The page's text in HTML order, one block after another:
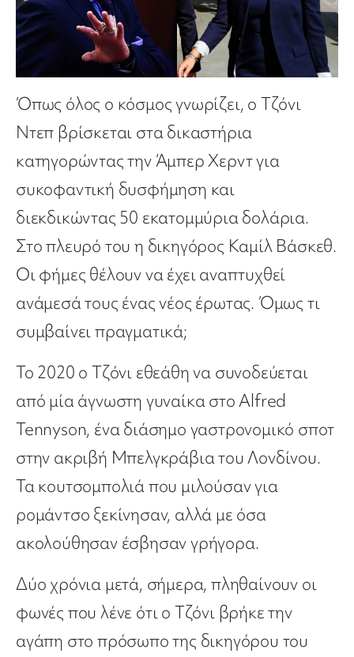
Όπως όλος ο κόσμος γνωρίζει, ο Τζόνι
Ντεπ βρίσκεται στα δικαστήρια
κατηγορώντας την Άμπερ Χερντ για
συκοφαντική δυσφήμηση και
διεκδικώντας 50 εκατομμύρια δολάρια.
Στο πλευρό του η δικηγόρος Καμίλ Βάσκεθ.
Οι φήμες θέλουν να έχει αναπτυχθεί
ανάμεσά τους ένας νέος έρωτας. Όμως τι
συμβαίνει πραγματικά;
Το 2020 ο Τζόνι εθεάθη να συνοδεύεται
από μία άγνωστη γυναίκα στο Alfred
Tennyson, ένα διάσημο γαστρονομικό σποτ
στην ακριβή Μπελγκράβια του Λονδίνου.
Τα κουτσομπολιά που μιλούσαν για
ρομάντσο ξεκίνησαν, αλλά με όσα
ακολούθησαν έσβησαν γρήγορα.
Δύο χρόνια μετά, σήμερα, πληθαίνουν οι
φωνές που λένε ότι ο Τζόνι βρήκε την
αγάπη στο πρόσωπο της δικηγόρου του